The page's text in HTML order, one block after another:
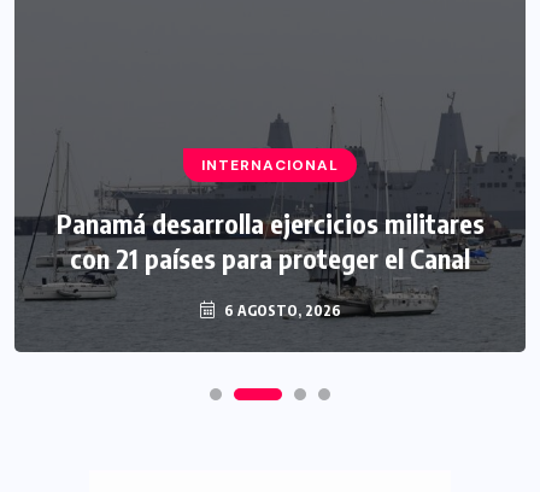
INTERNACIONAL
Panamá desarrolla ejercicios militares
con 21 países para proteger el Canal
6 AGOSTO, 2026